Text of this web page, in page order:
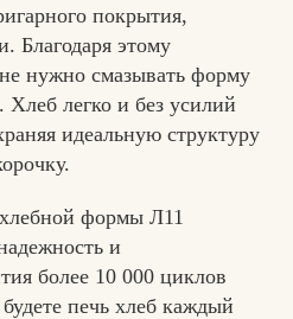
покрытия,
Благодаря этому
нужно смазывать форму
легко и без усилий
идеальную структуру
формы Л11
и
более 10 000 циклов
печь хлеб каждый